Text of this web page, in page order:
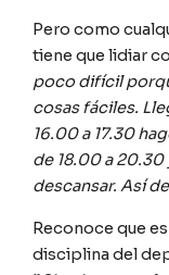
Pero como
tiene que lidiar
poco difícil
cosas fáciles.
16.00 a 17.30
de 18.00 a 20.30
descansar. Así
Reconoce que
disciplina del